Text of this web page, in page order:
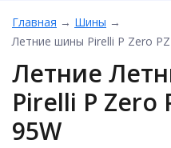
Главная → Шины →
Летние шины Pirelli P Zero
Летние
Pirelli P Zero
95W